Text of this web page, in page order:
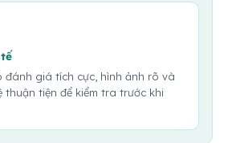
đánh giá tích cực, hình ảnh rõ và
thuận tiện để kiểm tra trước khi